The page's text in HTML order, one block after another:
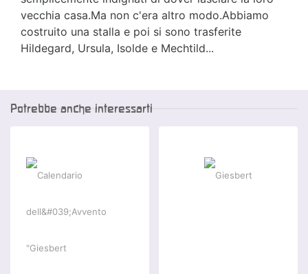
vecchia casa.Ma non c'era altro modo.Abbiamo
costruito una stalla e poi si sono trasferite
Hildegard, Ursula, Isolde e Mechtild...
Potrebbe anche interessarti